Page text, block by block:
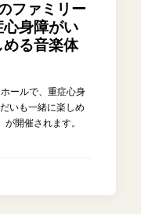
ファミリー
心身障がい
める音楽体
ールで、重症心身
いも一緒に楽しめ
開催されます。